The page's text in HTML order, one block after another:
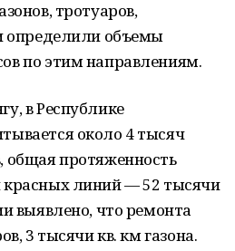
тротуаров,
определили объемы
по этим направлениям.
в Республике
около 4 тысяч
общая протяженность
линий — 52 тысячи
выявлено, что ремонта
3 тысячи кв. км газона.